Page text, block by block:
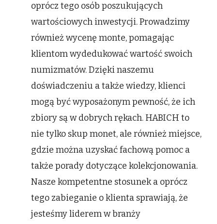
oprócz tego osób poszukujących
wartościowych inwestycji. Prowadzimy
również wycenę monte, pomagając
klientom wydedukować wartość swoich
numizmatów. Dzięki naszemu
doświadczeniu a także wiedzy, klienci
mogą być wyposażonym pewność, że ich
zbiory są w dobrych rękach. HABICH to
nie tylko skup monet, ale również miejsce,
gdzie można uzyskać fachową pomoc a
także porady dotyczące kolekcjonowania.
Nasze kompetentne stosunek a oprócz
tego zabieganie o klienta sprawiają, że
jesteśmy liderem w branży